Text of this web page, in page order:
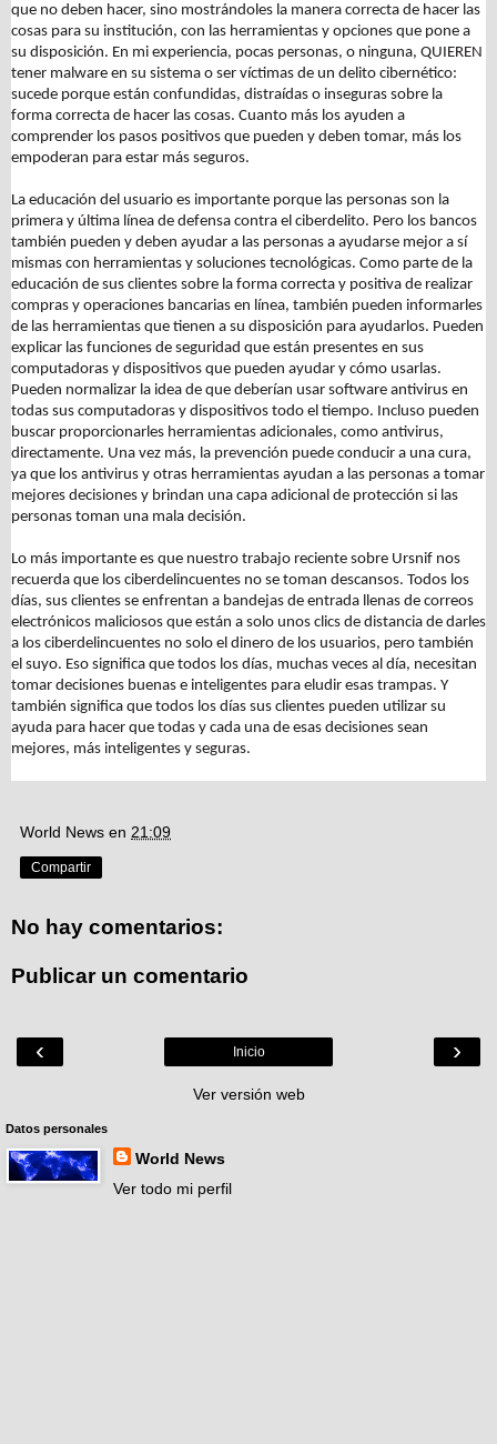
que no deben hacer, sino mostrándoles la manera correcta de hacer las
cosas para su institución, con las herramientas y opciones que pone a
su disposición. En mi experiencia, pocas personas, o ninguna, QUIEREN
tener malware en su sistema o ser víctimas de un delito cibernético:
sucede porque están confundidas, distraídas o inseguras sobre la
forma correcta de hacer las cosas. Cuanto más los ayuden a
comprender los pasos positivos que pueden y deben tomar, más los
empoderan para estar más seguros.
La educación del usuario es importante porque las personas son la
primera y última línea de defensa contra el ciberdelito. Pero los bancos
también pueden y deben ayudar a las personas a ayudarse mejor a sí
mismas con herramientas y soluciones tecnológicas. Como parte de la
educación de sus clientes sobre la forma correcta y positiva de realizar
compras y operaciones bancarias en línea, también pueden informarles
de las herramientas que tienen a su disposición para ayudarlos. Pueden
explicar las funciones de seguridad que están presentes en sus
computadoras y dispositivos que pueden ayudar y cómo usarlas.
Pueden normalizar la idea de que deberían usar software antivirus en
todas sus computadoras y dispositivos todo el tiempo. Incluso pueden
buscar proporcionarles herramientas adicionales, como antivirus,
directamente. Una vez más, la prevención puede conducir a una cura,
ya que los antivirus y otras herramientas ayudan a las personas a tomar
mejores decisiones y brindan una capa adicional de protección si las
personas toman una mala decisión.
Lo más importante es que nuestro trabajo reciente sobre Ursnif nos
recuerda que los ciberdelincuentes no se toman descansos. Todos los
días, sus clientes se enfrentan a bandejas de entrada llenas de correos
electrónicos maliciosos que están a solo unos clics de distancia de darles
a los ciberdelincuentes no solo el dinero de los usuarios, pero también
el suyo. Eso significa que todos los días, muchas veces al día, necesitan
tomar decisiones buenas e inteligentes para eludir esas trampas. Y
también significa que todos los días sus clientes pueden utilizar su
ayuda para hacer que todas y cada una de esas decisiones sean
mejores, más inteligentes y seguras.
World News en 21:09
Compartir
No hay comentarios:
Publicar un comentario
‹ ›
Inicio
Ver versión web
Datos personales
World News
Ver todo mi perfil